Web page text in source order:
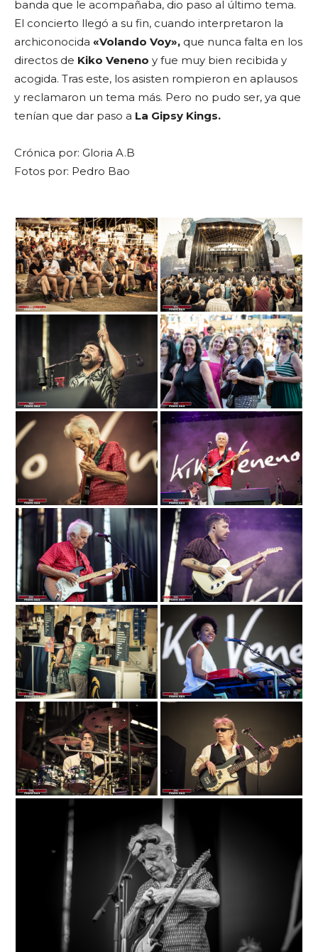
banda que le acompañaba, dio paso al último tema.
El concierto llegó a su fin, cuando interpretaron la
archiconocida «Volando Voy», que nunca falta en los
directos de Kiko Veneno y fue muy bien recibida y
acogida. Tras este, los asisten rompieron en aplausos
y reclamaron un tema más. Pero no pudo ser, ya que
tenían que dar paso a La Gipsy Kings.
Crónica por: Gloria A.B
Fotos por: Pedro Bao